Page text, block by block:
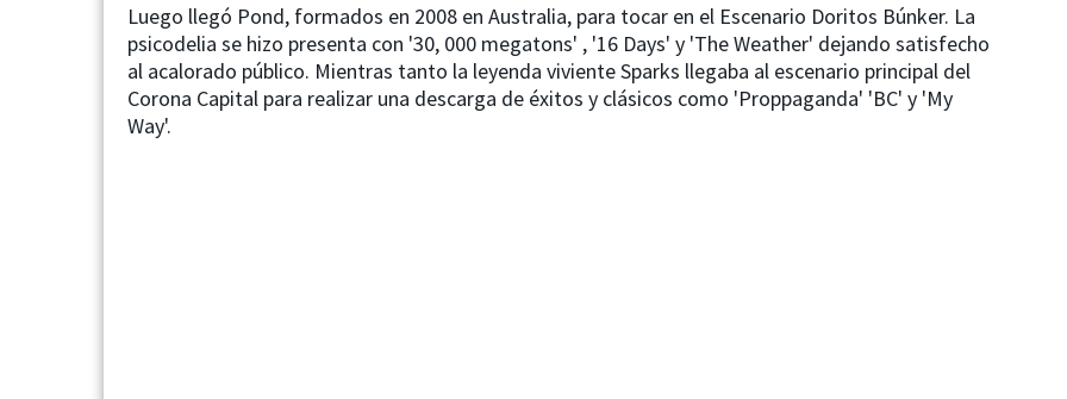
Luego llegó Pond, formados en 2008 en Australia, para tocar en el Escenario Doritos Búnker. La
psicodelia se hizo presenta con '30, 000 megatons' , '16 Days' y 'The Weather' dejando satisfecho
al acalorado público. Mientras tanto la leyenda viviente Sparks llegaba al escenario principal del
Corona Capital para realizar una descarga de éxitos y clásicos como 'Proppaganda' 'BC' y 'My
Way'.